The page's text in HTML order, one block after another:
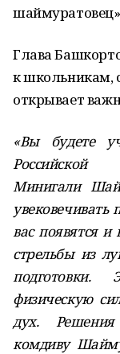
Глава
к школьникам,
открывает
«Вы будете
Российской
Минигали
увековечивать
вас появятся
стрельбы из
физическую
дух.
комдиву